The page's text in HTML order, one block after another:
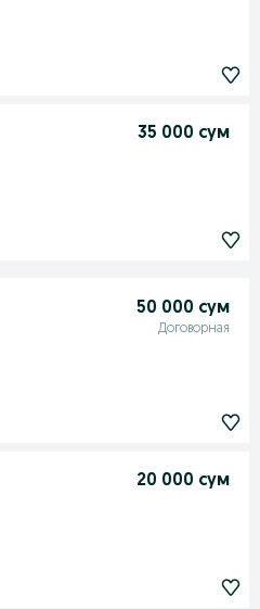
35 000 сум
50 000 сум
Договорная
20 000 сум